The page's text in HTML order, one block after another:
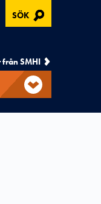
SÖK , ÖPPNAS I MODAL
SMHI